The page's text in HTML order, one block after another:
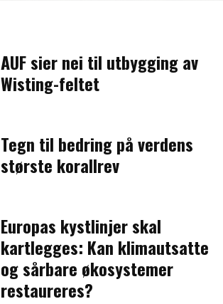
AUF sier nei til utbygging av
Wisting-feltet
Tegn til bedring på verdens
største korallrev
Europas kystlinjer skal
kartlegges: Kan klimautsatte
og sårbare økosystemer
restaureres?